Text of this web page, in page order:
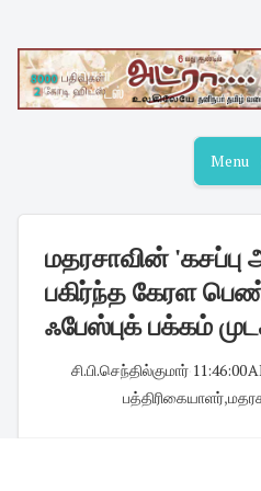
content
Menu
மதரசாவின்
பகிர்ந்த கேரள பெண்
ஃபேஸ்புக் பக்கம்
சி.பி.செந்தில்குமார் 11:46:00
பத்திரிகையாளர்,